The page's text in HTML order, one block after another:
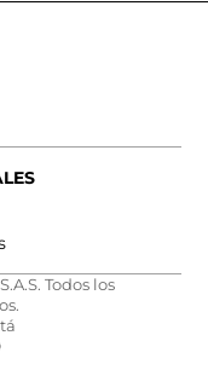
Todos los